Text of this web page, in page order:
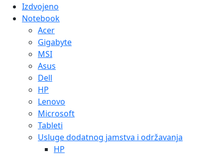
Izdvojeno
Notebook
Acer
Gigabyte
MSI
Asus
Dell
HP
Lenovo
Microsoft
Tableti
Usluge dodatnog jamstva i održavanja
HP